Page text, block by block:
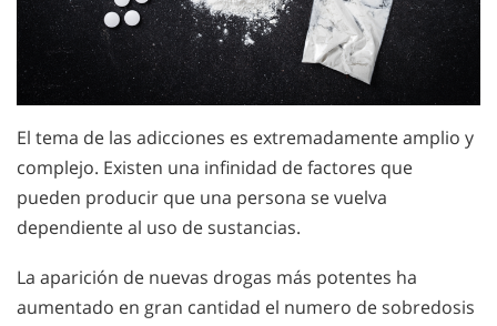
El tema de las adicciones es extremadamente amplio y
complejo. Existen una infinidad de factores que
pueden producir que una persona se vuelva
dependiente al uso de sustancias.
La aparición de nuevas drogas más potentes ha
aumentado en gran cantidad el numero de sobredosis